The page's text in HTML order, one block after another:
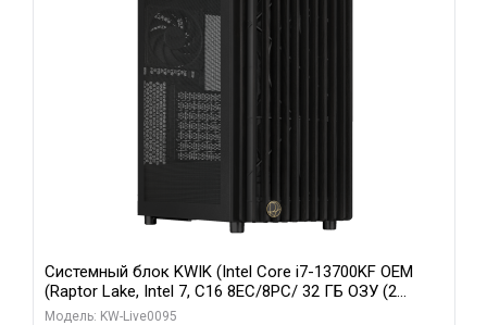
Системный блок KWIK (Intel Core i7-13700KF OEM
(Raptor Lake, Intel 7, C16 8EC/8PC/ 32 ГБ ОЗУ (2
модуля)/ Afox RTX4090 24GB GDDR6X 384-Bit 3xDP
Модель: KW-Live0095